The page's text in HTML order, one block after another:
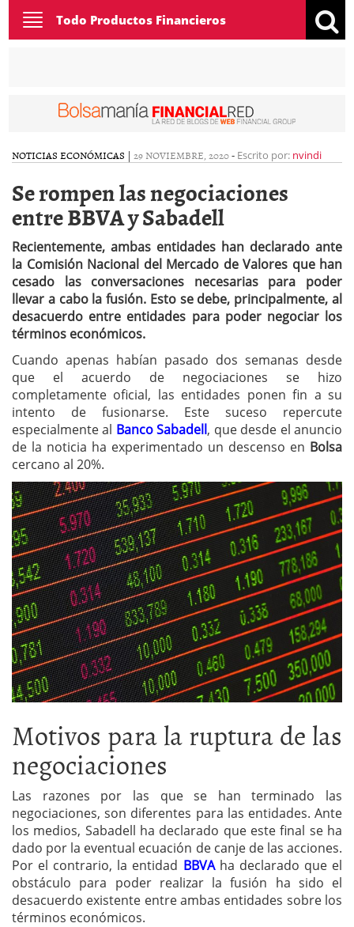
Toggle
navigation
Todo Productos Financieros
NOTICIAS ECONÓMICAS | 29 NOVIEMBRE, 2020- Escrito por: nvindi
Se rompen las negociaciones
entre BBVA y Sabadell
Recientemente, ambas entidades han declarado ante
la Comisión Nacional del Mercado de Valores que han
cesado las conversaciones necesarias para poder
llevar a cabo la fusión. Esto se debe, principalmente, al
desacuerdo entre entidades para poder negociar los
términos económicos.
Cuando apenas habían pasado dos semanas desde
que el acuerdo de negociaciones se hizo
completamente oficial, las entidades ponen fin a su
intento de fusionarse. Este suceso repercute
especialmente al Banco Sabadell, que desde el anuncio
de la noticia ha experimentado un descenso en Bolsa
cercano al 20%.
Motivos para la ruptura de las
negociaciones
Las razones por las que se han terminado las
negociaciones, son diferentes para las entidades. Ante
los medios, Sabadell ha declarado que este final se ha
dado por la eventual ecuación de canje de las acciones.
Por el contrario, la entidad BBVAha declarado que el
obstáculo para poder realizar la fusión ha sido el
desacuerdo existente entre ambas entidades sobre los
términos económicos.